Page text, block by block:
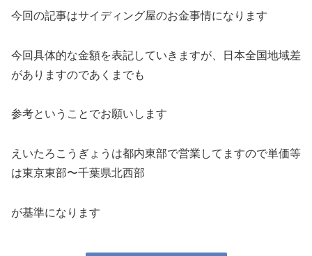
今回の記事はサイディング屋のお金事情になります
今回具体的な金額を表記していきますが、日本全国地域差
がありますのであくまでも
参考ということでお願いします
えいたろこうぎょうは都内東部で営業してますので単価等
は東京東部〜千葉県北西部
が基準になります